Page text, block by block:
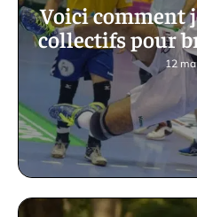
Voici comment
collectifs pour
12